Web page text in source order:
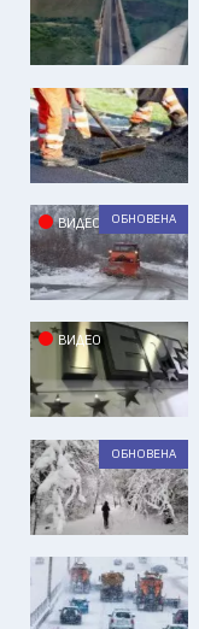
ВИДЕО ОБНОВЕНА
ВИДЕО
ОБНОВЕНА